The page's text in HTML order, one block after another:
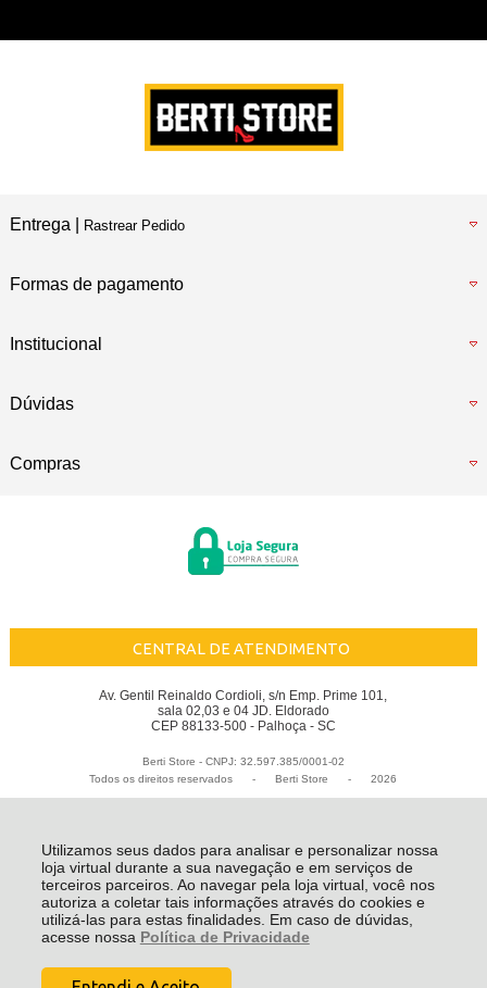
Utilizamos seus dados para analisar e personalizar nossa
loja virtual durante a sua navegação e em serviços de
terceiros parceiros. Ao navegar pela loja virtual, você nos
autoriza a coletar tais informações através do cookies e
utilizá-las para estas finalidades. Em caso de dúvidas,
acesse nossa Política de Privacidade
Entrega | Rastrear Pedido
Formas de pagamento
Institucional
Dúvidas
Compras
CENTRAL DE ATENDIMENTO
Av. Gentil Reinaldo Cordioli, s/n Emp. Prime 101,
sala 02,03 e 04 JD. Eldorado
CEP 88133-500 - Palhoça - SC
Berti Store - CNPJ: 32.597.385/0001-02
Todos os direitos reservados
- Berti Store - 2026